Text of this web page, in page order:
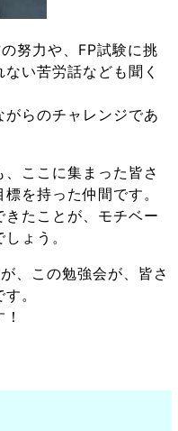
努力や、FP試験に挑
い苦労話なども聞く
らのチャレンジであ
ここに集まった皆さ
を持った仲間です。
たことが、モチベー
ょう。
、この勉強会が、皆さ
。